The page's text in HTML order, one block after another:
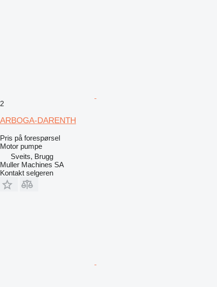
2
ARBOGA-DARENTH
Pris på forespørsel
Motor pumpe
Sveits, Brugg
Muller Machines SA
Kontakt selgeren